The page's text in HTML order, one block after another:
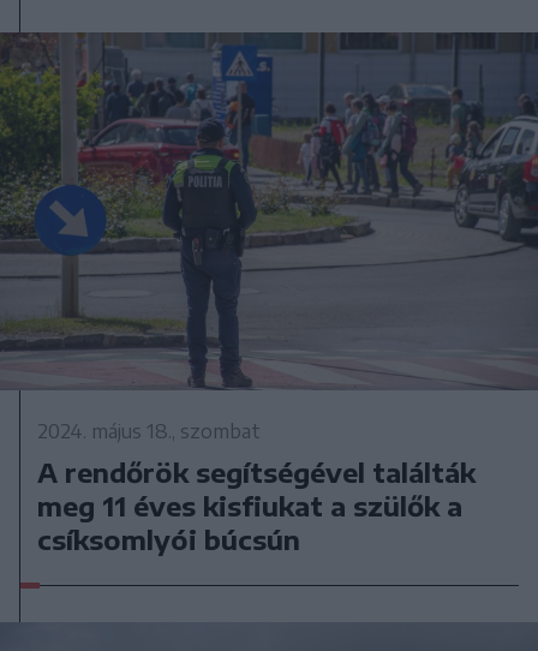
2024. május 18., szombat
A rendőrök segítségével találták
meg 11 éves kisfiukat a szülők a
csíksomlyói búcsún